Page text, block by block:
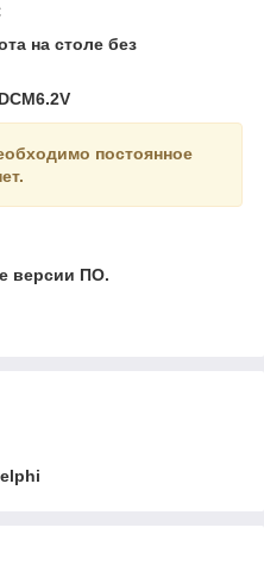
на столе без
постоянное
версии ПО.